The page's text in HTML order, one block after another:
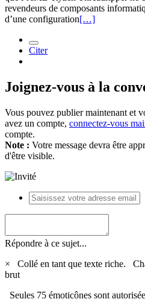
revendeurs de composants
d’une configuration[…]
Citer
Joignez-vous à la
Vous pouvez publier maintenant et
avez un compte, connectez-vous
compte.
Note : Votre message devra être
d'être visible.
Répondre à ce sujet...
×
Collé en tant que texte riche.
brut
Seules 75 émoticônes sont